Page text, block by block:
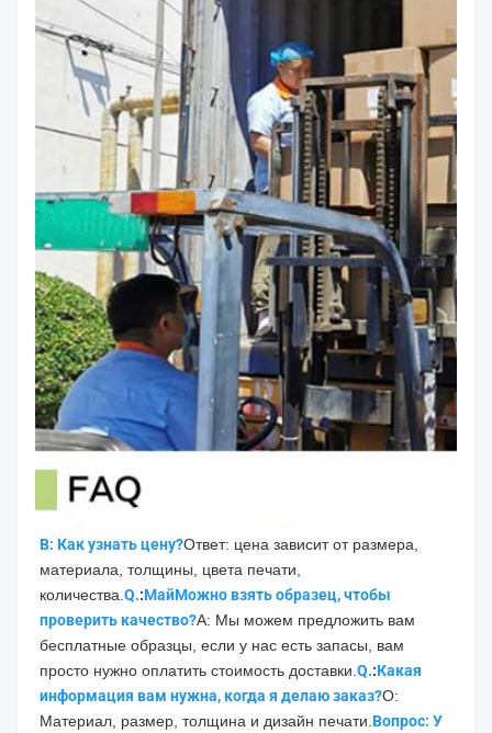
В: Как узнать цену?Ответ: цена зависит от размера,
материала, толщины, цвета печати,
количества. Q.:МайМожно взять образец, чтобы
проверить качество?A: Мы можем предложить вам
бесплатные образцы, если у нас есть запасы, вам
просто нужно оплатить стоимость доставки. Q.:Какая
информация вам нужна, когда я делаю заказ?О:
Материал, размер, толщина и дизайн печати. Вопрос: У